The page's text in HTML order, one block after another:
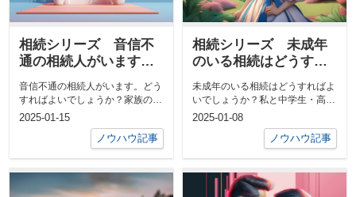
相続シリーズ 音信不
通の相続人がいます。
うか？
音信不通の相続人がいます。どう
すればよいでしょうか？家族の中
で音信不通の相続人がいる場合、
2025-01-15
ノウハウ記事
相続シリーズ 未成年
のいる相続はどうすれ
未成年のいる相続はどうすればよ
いでしょうか？私と中学生・高校
生の娘二人を残して、夫が交通事
2025-01-08
ノウハウ記事